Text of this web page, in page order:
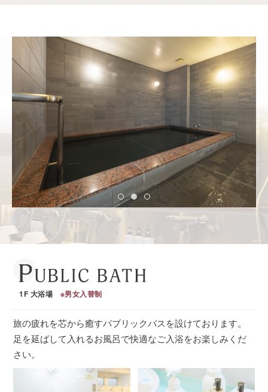
1F 大浴場 ※男女入替制
旅の疲れを芯から癒すパブリックバスを設けております。
足を延ばして入れるお風呂で快適なご入浴をお楽しみくだ
さい。